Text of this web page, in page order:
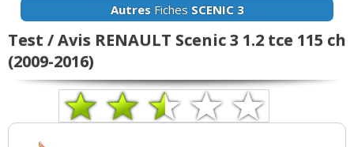
AutresFiches SCENIC 3
Test / Avis RENAULT Scenic 3 1.2 tce 115 ch
(2009-2016)